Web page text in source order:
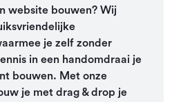
website bouwen? Wij
je zelf zonder
in een handomdraai je
bouwen. Met onze
je met drag & drop je